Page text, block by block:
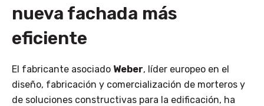
nueva fachada más
eficiente
El fabricante asociado Weber, líder europeo en el
diseño, fabricación y comercialización de morteros y
de soluciones constructivas para la edificación, ha